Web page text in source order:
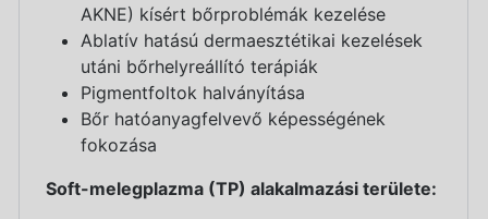
AKNE) kísért bőrproblémák kezelése
Ablatív hatású dermaesztétikai kezelések
utáni bőrhelyreállító terápiák
Pigmentfoltok halványítása
Bőr hatóanyagfelvevő képességének
fokozása
Soft-melegplazma (TP) alakalmazási területe: